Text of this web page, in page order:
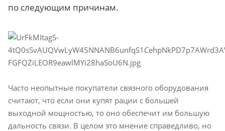
по следующим причинам.
Часто неопытные покупатели связного оборудования
считают, что если они купят рации с большей
выходной мощностью, то оно обеспечит им большую
дальность связи. В целом это мнение справедливо, но